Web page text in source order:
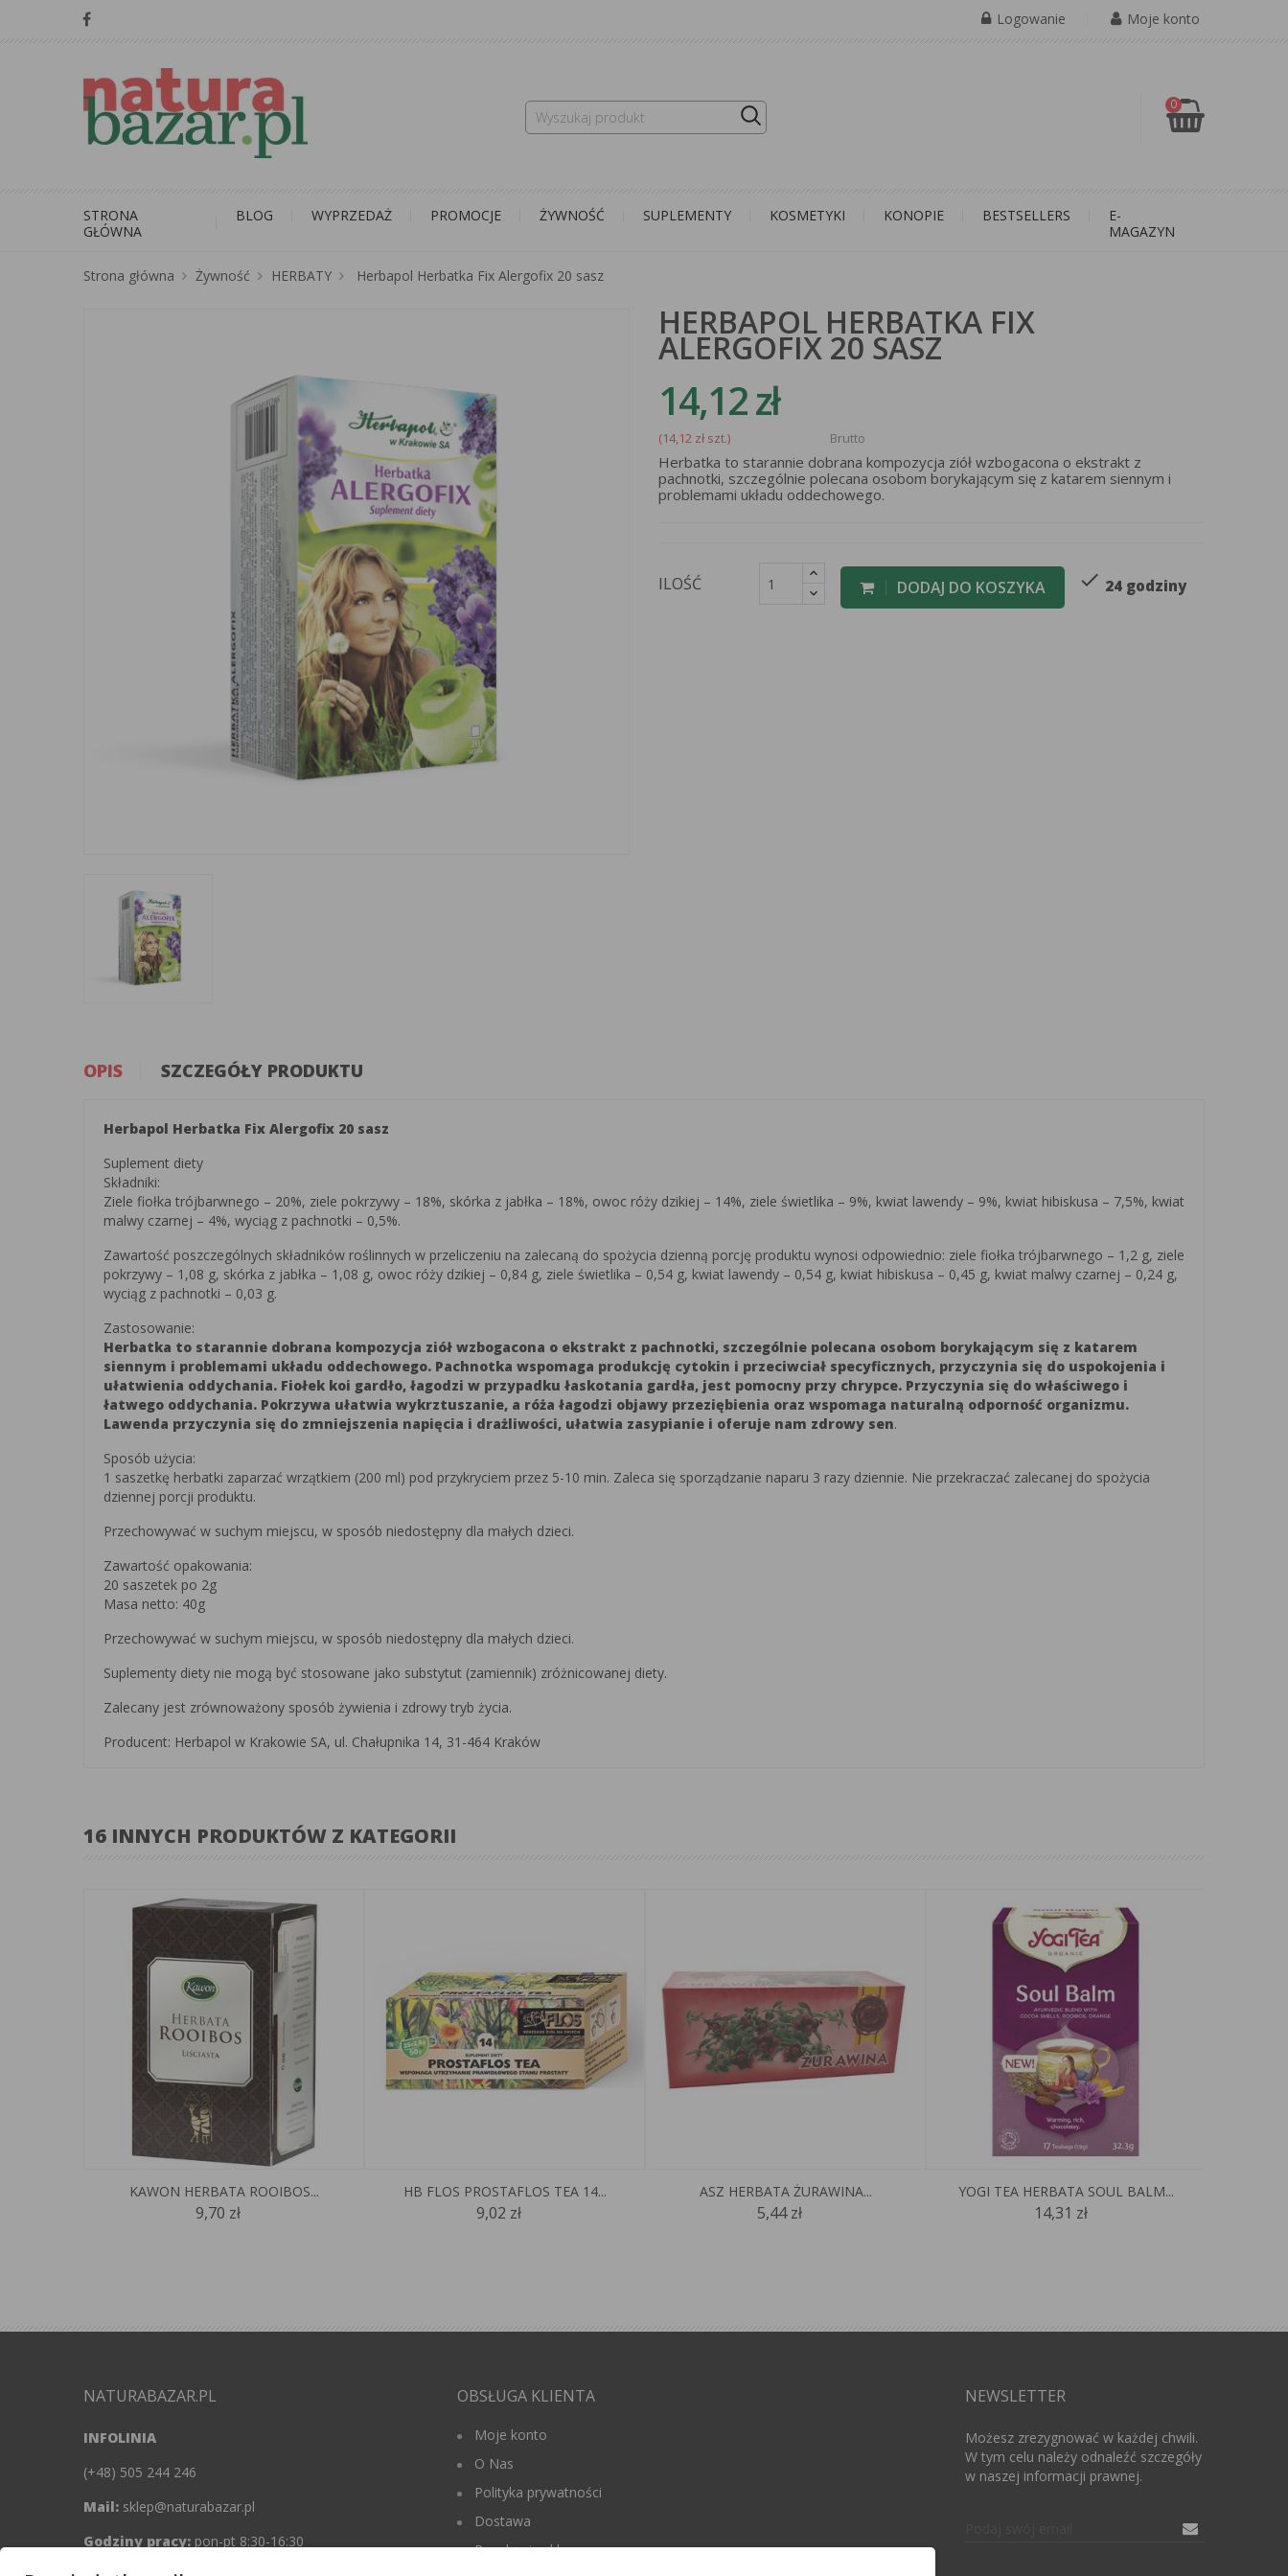
Logowanie Moje konto
0
STRONA
GŁÓWNA
BLOG WYPRZEDAŻ PROMOCJE ŻYWNOŚĆ SUPLEMENTY KOSMETYKI KONOPIE BESTSELLERS
E-
MAGAZYN
Strona główna Żywność HERBATY Herbapol Herbatka Fix Alergofix 20 sasz
HERBAPOL HERBATKA FIX
ALERGOFIX 20 SASZ
14,12 zł
(14,12 zł szt.) Brutto
Herbatka to starannie dobrana kompozycja ziół wzbogacona o ekstrakt z
pachnotki, szczególnie polecana osobom borykającym się z katarem siennym i
problemami układu oddechowego.
ILOŚĆ DODAJ DO KOSZYKA check 24 godziny
OPIS SZCZEGÓŁY PRODUKTU
Herbapol Herbatka Fix Alergofix 20 sasz
Suplement diety
Składniki:
Ziele fiołka trójbarwnego – 20%, ziele pokrzywy – 18%, skórka z jabłka – 18%, owoc róży dzikiej – 14%, ziele świetlika – 9%, kwiat lawendy – 9%, kwiat hibiskusa – 7,5%, kwiat
malwy czarnej – 4%, wyciąg z pachnotki – 0,5%.
Zawartość poszczególnych składników roślinnych w przeliczeniu na zalecaną do spożycia dzienną porcję produktu wynosi odpowiednio: ziele fiołka trójbarwnego – 1,2 g, ziele
pokrzywy – 1,08 g, skórka z jabłka – 1,08 g, owoc róży dzikiej – 0,84 g, ziele świetlika – 0,54 g, kwiat lawendy – 0,54 g, kwiat hibiskusa – 0,45 g, kwiat malwy czarnej – 0,24 g,
wyciąg z pachnotki – 0,03 g.
Zastosowanie:
Herbatka to starannie dobrana kompozycja ziół wzbogacona o ekstrakt z pachnotki, szczególnie polecana osobom borykającym się z katarem
siennym i problemami układu oddechowego. Pachnotka wspomaga produkcję cytokin i przeciwciał specyficznych, przyczynia się do uspokojenia i
ułatwienia oddychania. Fiołek koi gardło, łagodzi w przypadku łaskotania gardła, jest pomocny przy chrypce. Przyczynia się do właściwego i
łatwego oddychania. Pokrzywa ułatwia wykrztuszanie, a róża łagodzi objawy przeziębienia oraz wspomaga naturalną odporność organizmu.
Lawenda przyczynia się do zmniejszenia napięcia i drażliwości, ułatwia zasypianie i oferuje nam zdrowy sen.
Sposób użycia:
1 saszetkę herbatki zaparzać wrzątkiem (200 ml) pod przykryciem przez 5-10 min. Zaleca się sporządzanie naparu 3 razy dziennie. Nie przekraczać zalecanej do spożycia
dziennej porcji produktu.
Przechowywać w suchym miejscu, w sposób niedostępny dla małych dzieci.
Zawartość opakowania:
20 saszetek po 2g
Masa netto: 40g
Przechowywać w suchym miejscu, w sposób niedostępny dla małych dzieci.
Suplementy diety nie mogą być stosowane jako substytut (zamiennik) zróżnicowanej diety.
Zalecany jest zrównoważony sposób żywienia i zdrowy tryb życia.
Producent: Herbapol w Krakowie SA, ul. Chałupnika 14, 31-464 Kraków
16 INNYCH PRODUKTÓW Z KATEGORII
KAWON HERBATA ROOIBOS...
9,70 zł
HB FLOS PROSTAFLOS TEA 14...
9,02 zł
ASZ HERBATA ŻURAWINA...
5,44 zł
YOGI TEA HERBATA SOUL BALM...
14,31 zł
NATURABAZAR.PL
INFOLINIA
(+48) 505 244 246
Mail: sklep@naturabazar.pl
Godziny pracy: pon-pt 8:30-16:30
OBSŁUGA KLIENTA
Moje konto
O Nas
Polityka prywatności
Dostawa
Regulamin sklepu
NEWSLETTER
Możesz zrezygnować w każdej chwili.
W tym celu należy odnaleźć szczegóły
w naszej informacji prawnej.